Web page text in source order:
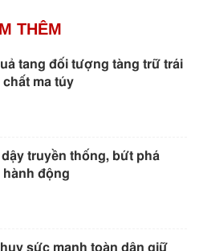
THÊM
tang đối tượng tàng trữ trái
chất ma túy
truyền thống, bứt phá
hành động
huy sức mạnh toàn dân giữ